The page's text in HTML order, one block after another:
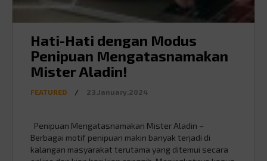
Hati-Hati dengan Modus
Penipuan Mengatasnamakan
Mister Aladin!
FEATURED / 23.January.2024
Penipuan Mengatasnamakan Mister Aladin –
Berbagai motif penipuan makin banyak terjadi di
kalangan masyarakat terutama yang ditemui secara